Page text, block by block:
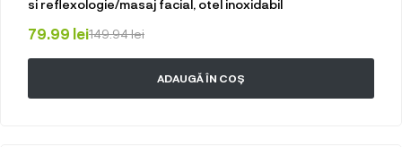
si reflexologie/masaj facial, otel inoxidabil
149.94lei
79.99 lei
ADAUGĂ ÎN COȘ